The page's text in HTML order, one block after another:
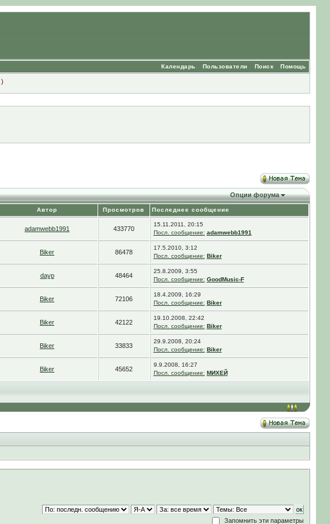
Помощь
Поиск
Пользователи
Календарь
)
Опции форума
Автор Просмотров Последнее сообщение
adamwebb1991 433770
15.11.2011, 20:15
Посл. сообщение: adamwebb1991
Biker 86478
17.5.2010, 3:12
Посл. сообщение: Biker
dayp 48464
25.8.2009, 3:55
Посл. сообщение: GoodMusic-F
Biker 72106
18.4.2009, 16:29
Посл. сообщение: Biker
Biker 42122
19.10.2008, 22:42
Посл. сообщение: Biker
Biker 33833
29.9.2008, 20:24
Посл. сообщение: Biker
Biker 45652
9.9.2008, 16:27
Посл. сообщение: МИХЕЙ
Запомнить эти параметры